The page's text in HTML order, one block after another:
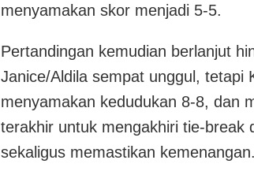
menyamakan skor menjadi 5-5.
Pertandingan kemudian berlanjut
Janice/Aldila sempat unggul, tetapi
menyamakan kedudukan 8-8, dan
terakhir untuk mengakhiri tie-break
sekaligus memastikan kemenangan.